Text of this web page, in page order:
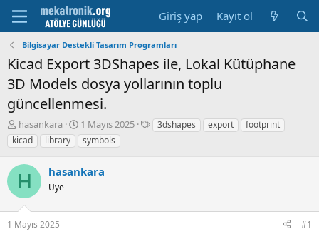
Giriş yap Kayıt ol
Bilgisayar Destekli Tasarım Programları
Kicad Export 3DShapes ile, Lokal Kütüphane
3D Models dosya yollarının toplu
güncellenmesi.
K
o
n
u
y
u
b
a
ş
hasankara
B
a
ş
a
t
1 Mayıs 2025
E
e
3dshapes export
footprint
kicad
library symbols
H hasankara
Üye
1 Mayıs 2025 #1